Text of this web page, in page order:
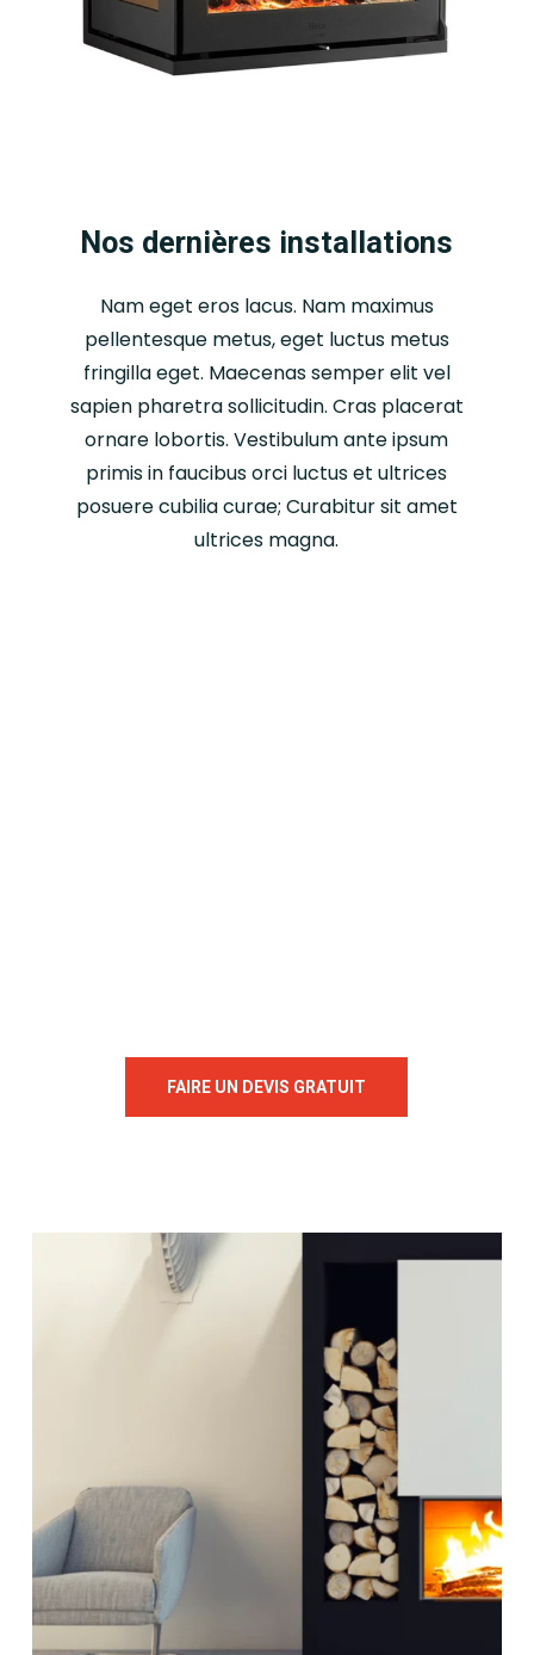
qui permet de contenir les
Economie d’énergie : Les
inserts à bois permettent
de réduire la
consommation d’énergie
en chauffant efficacement
les pièces principales de la
maison, ce qui peut
entraîner des économies
sur les factures de
chauffage.
Nos dernières installations
Nam eget eros lacus. Nam maximus
pellentesque metus, eget luctus metus
fringilla eget. Maecenas semper elit vel
sapien pharetra sollicitudin. Cras placerat
ornare lobortis. Vestibulum ante ipsum
primis in faucibus orci luctus et ultrices
posuere cubilia curae; Curabitur sit amet
ultrices magna.
FAIRE UN DEVIS GRATUIT